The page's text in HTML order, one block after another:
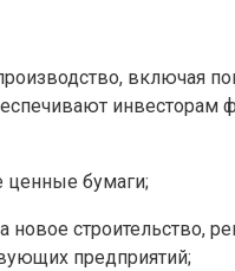
включая
инвесторам
ценные бумаги;
строительство,
предприятий;